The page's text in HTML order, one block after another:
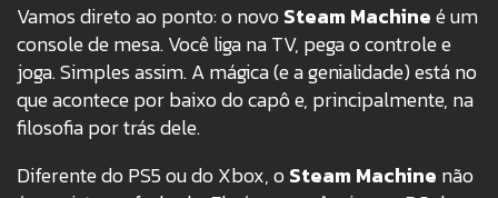
Vamos direto ao ponto: o novoSteam Machineé um
console de mesa. Você liga na TV, pega o controle e
joga. Simples assim. A mágica (e a genialidade) está no
que acontece por baixo do capô e, principalmente, na
filosofia por trás dele.
Diferente do PS5 ou do Xbox, oSteam Machine não